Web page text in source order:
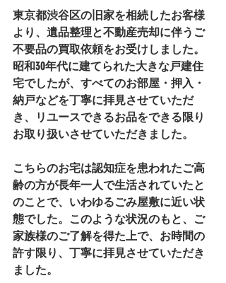
東京都渋谷区の旧家を相続したお客様
より、遺品整理と不動産売却に伴うご
不要品の買取依頼をお受けしました。
昭和30年代に建てられた大きな戸建住
宅でしたが、すべてのお部屋・押入・
納戸などを丁寧に拝見させていただ
き、リユースできるお品をできる限り
お取り扱いさせていただきました。
こちらのお宅は認知症を患われたご高
齢の方が長年一人で生活されていたと
のことで、いわゆるごみ屋敷に近い状
態でした。このような状況のもと、ご
家族様のご了解を得た上で、お時間の
許す限り、丁寧に拝見させていただき
ました。